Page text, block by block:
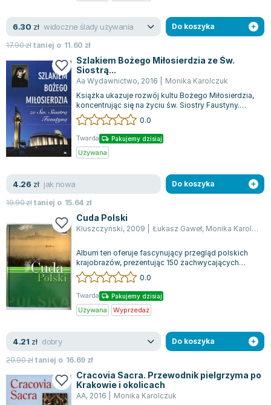
6.30 zł widoczne ślady używania
17.90złtaniej o 11.60 zł
Do koszyka
Szlakiem Bożego Miłosierdzia ze Św.
Siostrą...
Aa Wydawnictwo, 2016
Monika Karolczuk
Książka ukazuje rozwój kultu Bożego Miłosierdzia,
koncentrując się na życiu św. Siostry Faustyny.
Historia zaczyna się w Głogowcu...
0.0
Twarda Pakujemy dzisiaj
Używana
4.26 zł jak nowa
19.90złtaniej o 15.64 zł
Do koszyka
Cuda Polski
Kluszczyński, 2009 Łukasz Gaweł, Monika Karolczuk
Album ten oferuje fascynujący przegląd polskich
krajobrazów, prezentując 150 zachwycających
miejsc, które z pewnością pozostaną w...
0.0
Twarda Pakujemy dzisiaj
Używana Wyprzedaż
4.21 zł dobry
20.90złtaniej o 16.69 zł
Do koszyka
Cracovia Sacra. Przewodnik pielgrzyma po
Krakowie i okolicach
AA, 2016
Monika Karolczuk